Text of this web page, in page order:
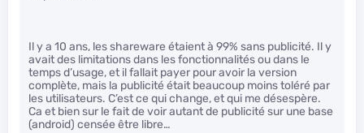
Il y a 10 ans, les shareware étaient à 99% sans publicité. Il y
avait des limitations dans les fonctionnalités ou dans le
temps d’usage, et il fallait payer pour avoir la version
complète, mais la publicité était beaucoup moins toléré par
les utilisateurs. C’est ce qui change, et qui me désespère.
Ca et bien sur le fait de voir autant de publicité sur une base
(android) censée être libre…